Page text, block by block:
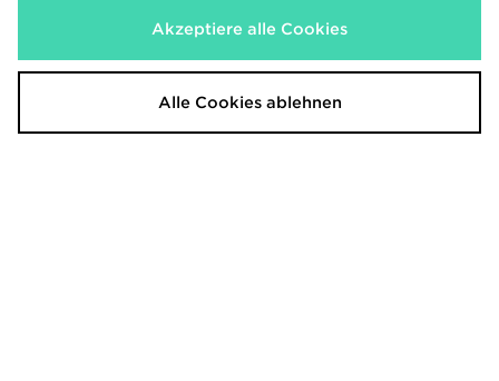
Akzeptiere alle Cookies
Alle Cookies ablehnen